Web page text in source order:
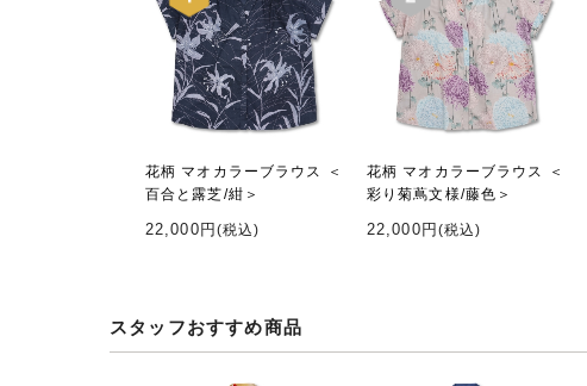
花柄 マオカラーブラウス ＜
百合と露芝/紺＞
22,000円 (税込)
花柄 マオカラーブラウス ＜
彩り菊蔦文様/藤色＞
22,000円 (税込)
スタッフおすすめ商品